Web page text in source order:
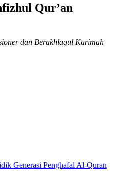
Qur’an
dan Berakhlaqul Karimah